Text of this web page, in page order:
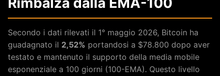
Secondo i dati rilevati il 1° maggio 2026, Bitcoin ha
guadagnato il 2,52% portandosi a $78.800 dopo aver
testato e mantenuto il supporto della media mobile
esponenziale a 100 giorni (100-EMA). Questo livello